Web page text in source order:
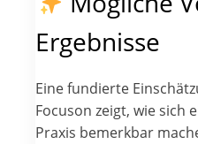
Ergebnisse
Eine fundierte
Focuson zeigt, wie sich
Praxis bemerkbar